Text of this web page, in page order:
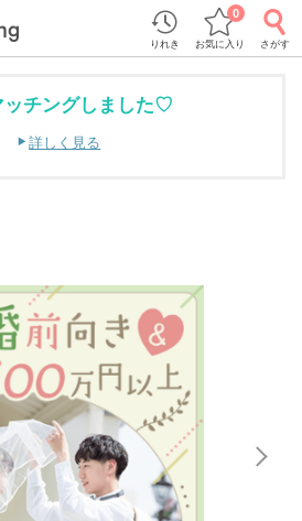
りれき お気に入り
0
さがす
チングしました♡
詳しく見る